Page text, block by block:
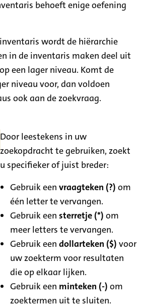
behoeft enige oefening
wordt de hiërarchie
in de inventaris maken deel uit
een lager niveau. Komt de
niveau voor, dan voldoen
ook aan de zoekvraag.
Door leestekens in uw
zoekopdracht te gebruiken, zoekt
u specifieker of juist breder:
Gebruik eenvraagteken (?) om
één letter te vervangen.
Gebruik eensterretje (*) om
meer letters te vervangen.
Gebruik eendollarteken ($) voor
uw zoekterm voor resultaten
die op elkaar lijken.
Gebruik een minteken (-) om
zoektermen uit te sluiten.